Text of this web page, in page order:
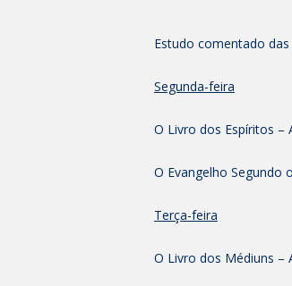
Estudo comentado
Segunda-feira
O Livro dos Espíritos –
O Evangelho Segundo
Terça-feira
O Livro dos Médiuns –